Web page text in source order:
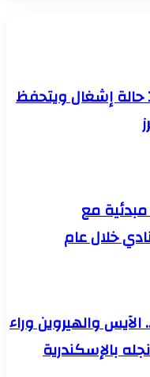
حي وسط بالإسكندرية يرفع 156 حالة إشغال ويتحفظ
مع
والهيروين وراء
بالإسكندرية